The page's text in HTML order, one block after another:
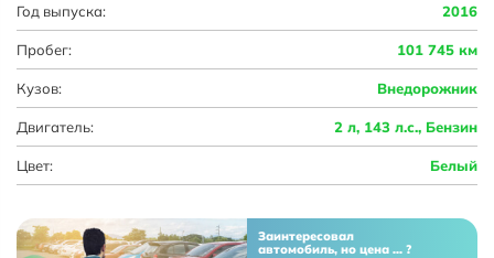
Год выпуска: 2016
Пробег: 101 745 км
Кузов: Внедорожник
Двигатель: 2 л, 143 л.с., Бензин
Цвет: Белый
Заинтересовал
автомобиль, но цена ... ?